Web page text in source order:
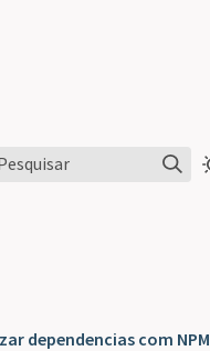
dependencias com NPM